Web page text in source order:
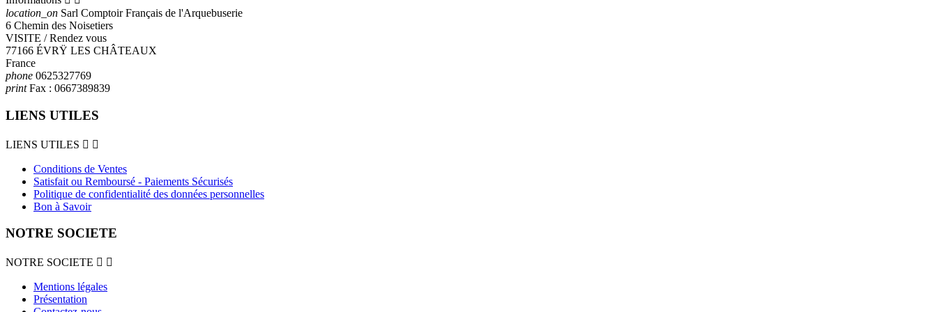
location_on Sarl Comptoir Français de l'Arquebuserie
6 Chemin des Noisetiers
VISITE / Rendez vous
77166 ÉVRŸ LES CHÂTEAUX
France
phone 0625327769
printFax : 0667389839
LIENS UTILES
LIENS UTILES  
Conditions de Ventes
Satisfait ou Remboursé - Paiements Sécurisés
Politique de confidentialité des données personnelles
Bon à Savoir
NOTRE SOCIETE
NOTRE SOCIETE  
Mentions légales
Présentation